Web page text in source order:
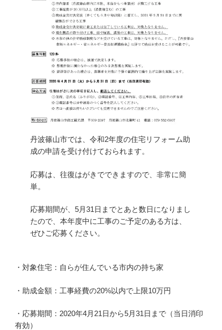
丹波篠山市では、令和2年度の住宅リフォーム助
成の申請を受け付けておられます。
応募は、往復はがきでできますので、非常に簡
単。
応募期間が、5月31日までとあと数日になりまし
たので、本年度中に工事のご予定のある方は、
ぜひご応募ください。
・対象住宅：自らが住んでいる市内の持ち家
・助成金額：工事経費の20%以内で上限10万円
・応募期間：2020年4月21日から5月31日まで（当日消印
有効）